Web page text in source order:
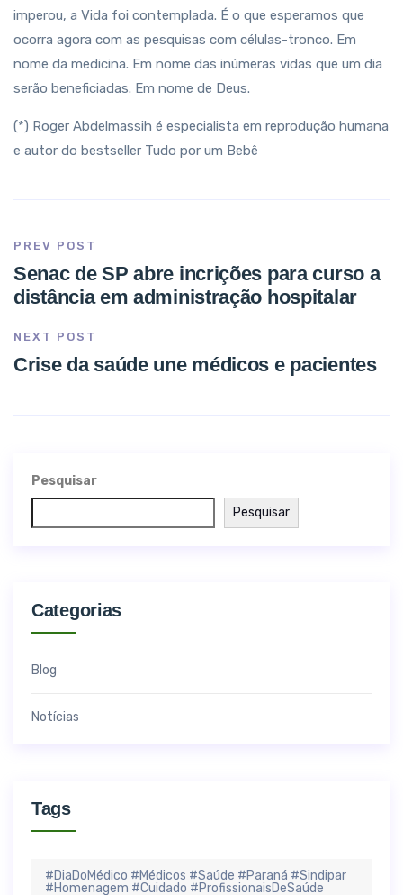
imperou, a Vida foi contemplada. É o que esperamos que
ocorra agora com as pesquisas com células-tronco. Em
nome da medicina. Em nome das inúmeras vidas que um dia
serão beneficiadas. Em nome de Deus.
(*) Roger Abdelmassih é especialista em reprodução humana
e autor do bestseller Tudo por um Bebê
PREV POST
Senac de SP abre incrições para curso a
distância em administração hospitalar
NEXT POST
Crise da saúde une médicos e pacientes
Pesquisar
Pesquisar
Categorias
Blog
Notícias
Tags
#DiaDoMédico #Médicos #Saúde #Paraná #Sindipar
#Homenagem #Cuidado #ProfissionaisDeSaúde